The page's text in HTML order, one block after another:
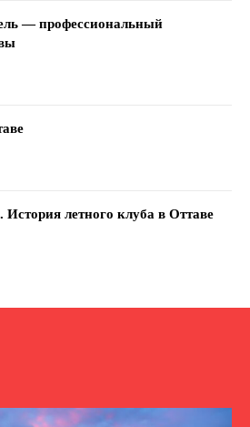
— профессиональный
летного клуба в Оттаве